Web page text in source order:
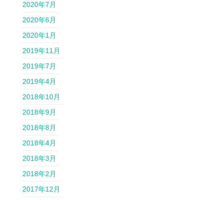
2020年7月
2020年6月
2020年1月
2019年11月
2019年7月
2019年4月
2018年10月
2018年9月
2018年8月
2018年4月
2018年3月
2018年2月
2017年12月